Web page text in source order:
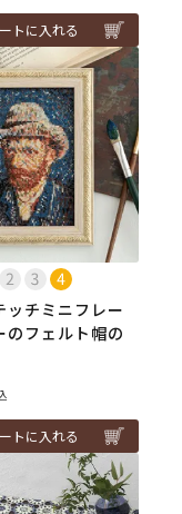
トに入れる
ッチミニフレー
のフェルト帽の
トに入れる